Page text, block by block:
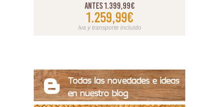
Antes 1.399,99€
1.259,99€
Iva y transporte incluido
Todas las novedades e ideas
en nuestro blog